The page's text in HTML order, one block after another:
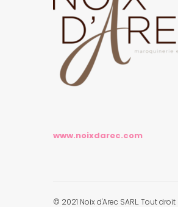
www.noixdarec.com
© 2021 Noix d'Arec SARL. Tout droit